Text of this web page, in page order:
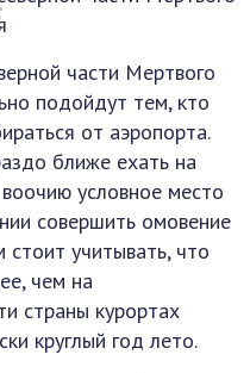
части Мертвого
подойдут тем, кто
от аэропорта.
ближе ехать на
условное место
совершить омовение
учитывать, что
чем на
страны курортах
круглый год лето.